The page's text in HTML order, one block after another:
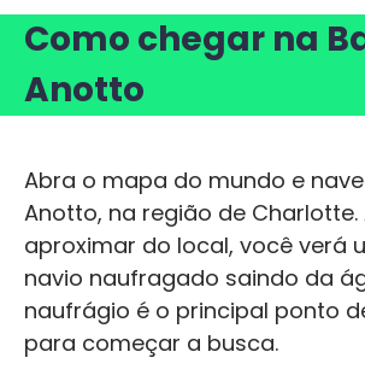
Como chegar na
Anotto
Abra o mapa do mundo e
Anotto, na região de Charlotte.
aproximar do local, você verá
navio naufragado saindo da
naufrágio é o principal ponto
para começar a busca.